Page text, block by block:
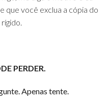
que você exclua a cópia do
PERDER.
Apenas tente.